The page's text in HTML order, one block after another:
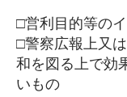
□営利目的等の
□警察広報上又
和を図る上で効
いもの